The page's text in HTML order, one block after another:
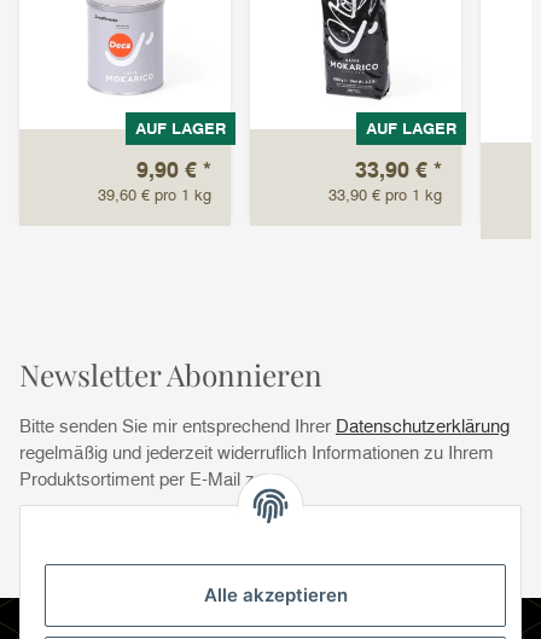
Alle akzeptieren
AUF LAGER
9,90 € *
39,60 € pro 1 kg
AUF LAGER
33,90 € *
33,90 € pro 1 kg
Newsletter Abonnieren
Bitte senden Sie mir entsprechend Ihrer Datenschutzerklärung
regelmäßig und jederzeit widerruflich Informationen zu Ihrem
Produktsortiment per E-Mail zu.
Newsletter Abonnieren